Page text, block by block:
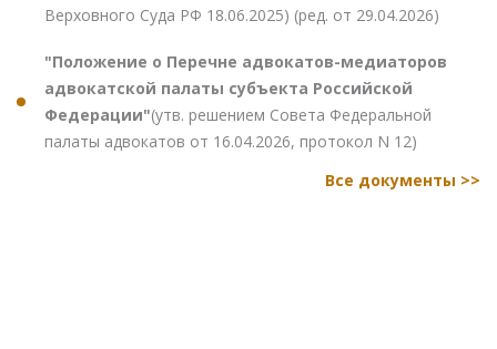
Верховного Суда РФ 18.06.2025) (ред. от 29.04.2026)
"Положение о Перечне адвокатов-медиаторов
адвокатской палаты субъекта Российской
Федерации"(утв. решением Совета Федеральной
палаты адвокатов от 16.04.2026, протокол N 12)
Все документы >>